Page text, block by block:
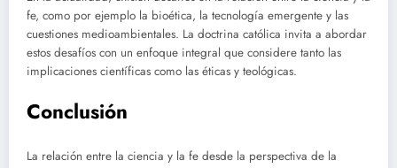
fe, como por ejemplo la bioética, la tecnología emergente y las
cuestiones medioambientales. La doctrina católica invita a abordar
estos desafíos con un enfoque integral que considere tanto las
implicaciones científicas como las éticas y teológicas.
Conclusión
La relación entre la ciencia y la fe desde la perspectiva de la